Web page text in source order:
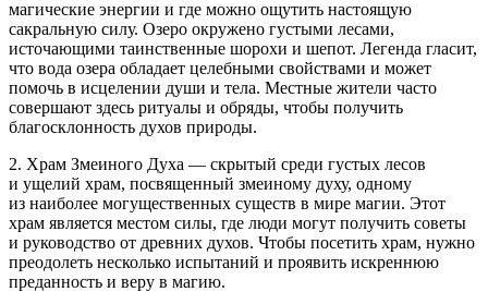
магические энергии и где можно ощутить настоящую
сакральную силу. Озеро окружено густыми лесами,
источающими таинственные шорохи и шепот. Легенда гласит,
что вода озера обладает целебными свойствами и может
помочь в исцелении души и тела. Местные жители часто
совершают здесь ритуалы и обряды, чтобы получить
благосклонность духов природы.
2. Храм Змеиного Духа — скрытый среди густых лесов
и ущелий храм, посвященный змеиному духу, одному
из наиболее могущественных существ в мире магии. Этот
храм является местом силы, где люди могут получить советы
и руководство от древних духов. Чтобы посетить храм, нужно
преодолеть несколько испытаний и проявить искреннюю
преданность и веру в магию.